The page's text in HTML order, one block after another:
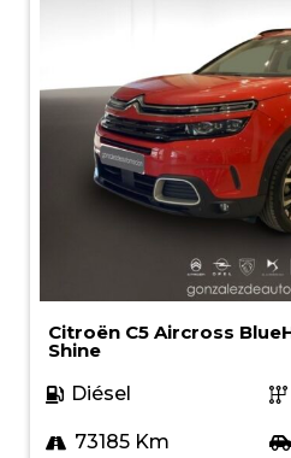
Citroën C5 Aircross
Shine
Diésel
73185 Km